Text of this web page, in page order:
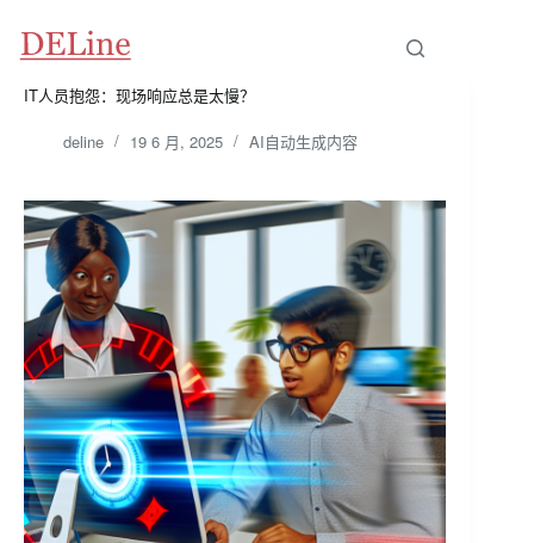
IT人员抱怨：现场响应总是太慢？
deline 19 6 月, 2025 AI自动生成内容